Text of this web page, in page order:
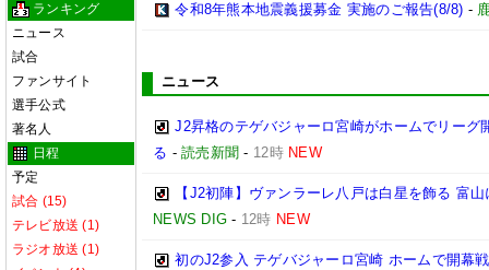
ランキング
ニュース
試合
ファンサイト
選手公式
著名人
日程
予定
試合 (15)
テレビ放送 (1)
ラジオ放送 (1)
令和8年熊本地震義援募金 実施のご報告(8/8) -
ニュース
J2昇格のテゲバジャーロ宮崎がホームでリー
る -読売新聞 - 12時 NEW
【J2初陣】ヴァンラーレ八戸は白星を飾る 富
NEWS DIG - 12時 NEW
初のJ2参入 テゲバジャーロ宮崎 ホームで開幕戦